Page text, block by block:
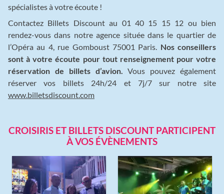
spécialistes à votre écoute !
Contactez Billets Discount au 01 40 15 15 12 ou bien
rendez-vous dans notre agence située dans le quartier de
l’Opéra au 4, rue Gomboust 75001 Paris. Nos conseillers
sont à votre écoute pour tout renseignement pour votre
réservation de billets d’avion.
Vous pouvez également
réserver vos billets 24h/24 et 7j/7 sur notre site
www.billetsdiscount.com
CROISIRIS ET BILLETS DISCOUNT PARTICIPENT
À VOS ÉVÈNEMENTS